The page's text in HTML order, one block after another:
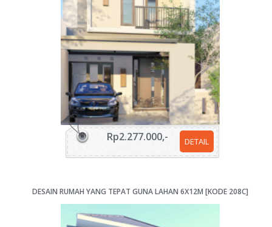
DETAIL
Rp2.277.000,-
DESAIN RUMAH YANG TEPAT GUNA LAHAN 6X12M [KODE 208C]